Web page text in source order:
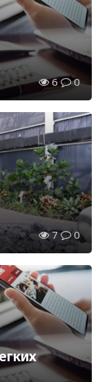
6 0
7 0